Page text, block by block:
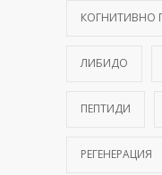
КОГНИТИВНО
ЛИБИДО
ПЕПТИДИ
РЕГЕНЕРАЦИЯ